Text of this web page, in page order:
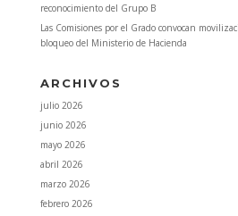
reconocimiento del Grupo B
Las Comisiones por el Grado convocan
bloqueo del Ministerio de Hacienda
ARCHIVOS
julio 2026
junio 2026
mayo 2026
abril 2026
marzo 2026
febrero 2026